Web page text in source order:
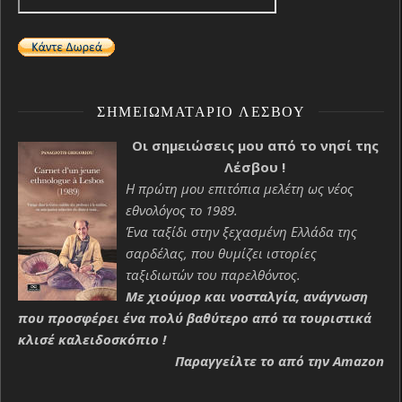
ΣΗΜΕΙΩΜΑΤΆΡΙΟ ΛΈΣΒΟΥ
Οι σημειώσεις μου από το νησί της
Λέσβου !
Η πρώτη μου επιτόπια μελέτη ως νέος
εθνολόγος το 1989.
Ένα ταξίδι στην ξεχασμένη Ελλάδα της
σαρδέλας, που θυμίζει ιστορίες
ταξιδιωτών του παρελθόντος.
Με χιούμορ και νοσταλγία, ανάγνωση
που προσφέρει ένα πολύ βαθύτερο από τα τουριστικά
κλισέ καλειδοσκόπιο !
Παραγγείλτε το από την Amazon